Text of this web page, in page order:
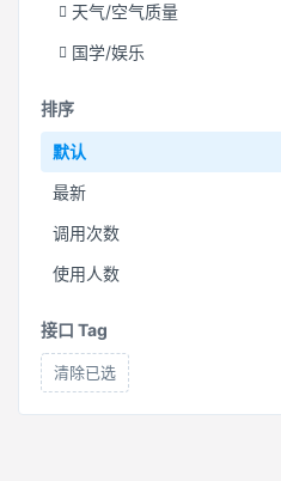
天气/空气质量
国学/娱乐
排序
默认
最新
调用次数
使用人数
接口 Tag
清除已选